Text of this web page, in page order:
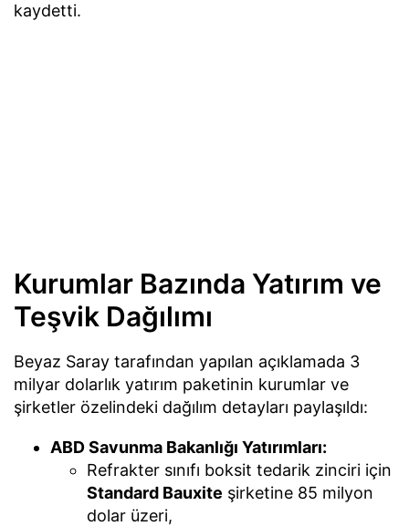
kaydetti.
Kurumlar Bazında Yatırım ve
Teşvik Dağılımı
Beyaz Saray tarafından yapılan açıklamada 3
milyar dolarlık yatırım paketinin kurumlar ve
şirketler özelindeki dağılım detayları paylaşıldı:
ABD Savunma Bakanlığı Yatırımları:
Refrakter sınıfı boksit tedarik zinciri için
Standard Bauxite şirketine 85 milyon
dolar üzeri,